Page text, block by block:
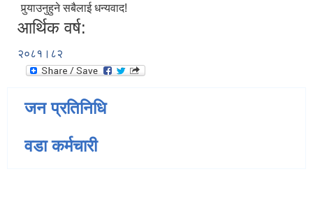
पुर्‍याउनुहुने सबैलाई धन्यवाद!
आर्थिक वर्ष:
२०८१।८२
जन प्रतिनिधि
वडा कर्मचारी